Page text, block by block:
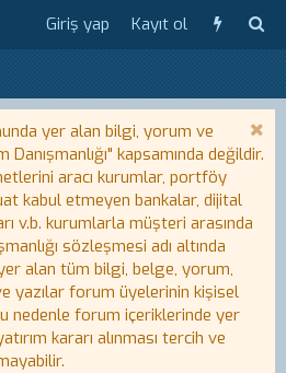
Giriş yap Kayıt ol
yer alan bilgi, yorum ve
kapsamında değildir.
aracı kurumlar, portföy
kabul etmeyen bankalar, dijital
v.b. kurumlarla müşteri arasında
sözleşmesi adı altında
alan tüm bilgi, belge, yorum,
yazılar forum üyelerinin kişisel
nedenle forum içeriklerinde yer
kararı alınması tercih ve